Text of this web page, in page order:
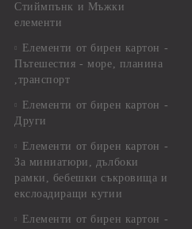
Стиймпънк и Мъжки
елементи
Елементи от бирен картон -
Пътешестия - море, планина
,транспорт
Елементи от бирен картон -
Други
Елементи от бирен картон -
За миниатюри, дълбоки
рамки, бебешки съкровища и
екслоадиращи кутии
Елементи от бирен картон -